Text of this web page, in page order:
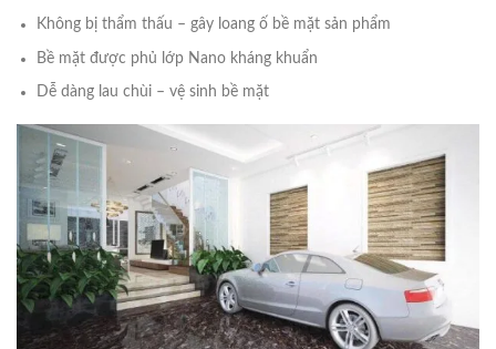
Không bị thẩm thấu – gây loang ố bề mặt sản phẩm
Bề mặt được phủ lớp Nano kháng khuẩn
Dễ dàng lau chùi – vệ sinh bề mặt